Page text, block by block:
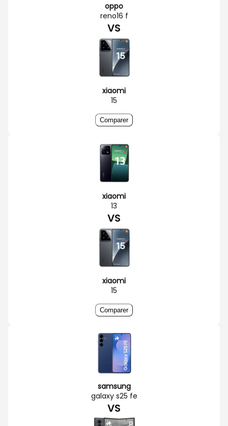
oppo
reno16 f
VS
xiaomi
15
Comparer
xiaomi
13
VS
xiaomi
15
Comparer
samsung
galaxy s25 fe
VS